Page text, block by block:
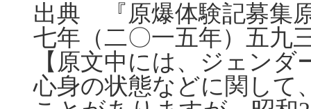
出典 『原爆体験記募
七年（二〇一五年）五九
【原文中には、ジェン
心身の状態などに関して